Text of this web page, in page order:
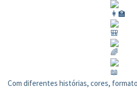
Com diferentes histórias, cores,